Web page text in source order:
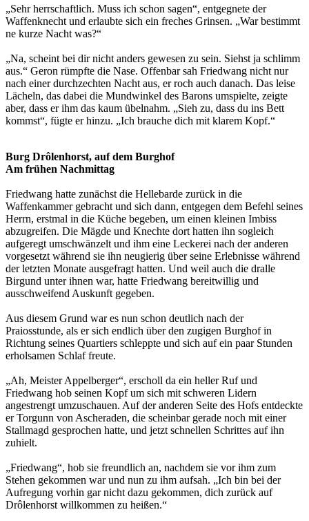
„Sehr herrschaftlich. Muss ich schon sagen“, entgegnete der
Waffenknecht und erlaubte sich ein freches Grinsen. „War bestimmt
ne kurze Nacht was?“
„Na, scheint bei dir nicht anders gewesen zu sein. Siehst ja schlimm
aus.“ Geron rümpfte die Nase. Offenbar sah Friedwang nicht nur
nach einer durchzechten Nacht aus, er roch auch danach. Das leise
Lächeln, das dabei die Mundwinkel des Barons umspielte, zeigte
aber, dass er ihm das kaum übelnahm. „Sieh zu, dass du ins Bett
kommst“, fügte er hinzu. „Ich brauche dich mit klarem Kopf.“
Burg Drôlenhorst, auf dem Burghof
Am frühen Nachmittag
Friedwang hatte zunächst die Hellebarde zurück in die
Waffenkammer gebracht und sich dann, entgegen dem Befehl seines
Herrn, erstmal in die Küche begeben, um einen kleinen Imbiss
abzugreifen. Die Mägde und Knechte dort hatten ihn sogleich
aufgeregt umschwänzelt und ihm eine Leckerei nach der anderen
vorgesetzt während sie ihn neugierig über seine Erlebnisse während
der letzten Monate ausgefragt hatten. Und weil auch die dralle
Birgund unter ihnen war, hatte Friedwang bereitwillig und
ausschweifend Auskunft gegeben.
Aus diesem Grund war es nun schon deutlich nach der
Praiosstunde, als er sich endlich über den zugigen Burghof in
Richtung seines Quartiers schleppte und sich auf ein paar Stunden
erholsamen Schlaf freute.
„Ah, Meister Appelberger“, erscholl da ein heller Ruf und
Friedwang hob seinen Kopf um sich mit schweren Lidern
angestrengt umzuschauen. Auf der anderen Seite des Hofs entdeckte
er Torgunn von Ascheraden, die scheinbar gerade noch mit einer
Stallmagd gesprochen hatte, und jetzt schnellen Schrittes auf ihn
zuhielt.
„Friedwang“, hob sie freundlich an, nachdem sie vor ihm zum
Stehen gekommen war und nun zu ihm aufsah. „Ich bin bei der
Aufregung vorhin gar nicht dazu gekommen, dich zurück auf
Drôlenhorst willkommen zu heißen.“